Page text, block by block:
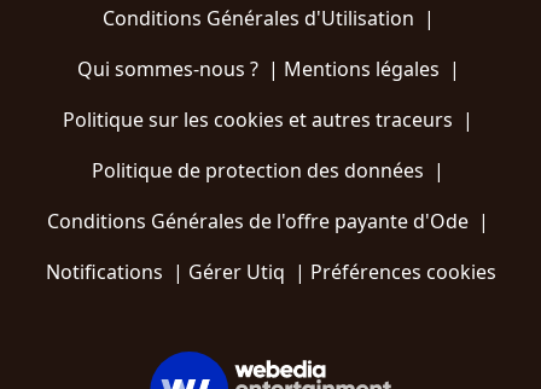
Conditions Générales d'Utilisation |
Qui sommes-nous ?| Mentions légales |
Politique sur les cookies et autres traceurs |
Politique de protection des données |
Conditions Générales de l'offre payante d'Ode |
Notifications | Gérer Utiq | Préférences cookies